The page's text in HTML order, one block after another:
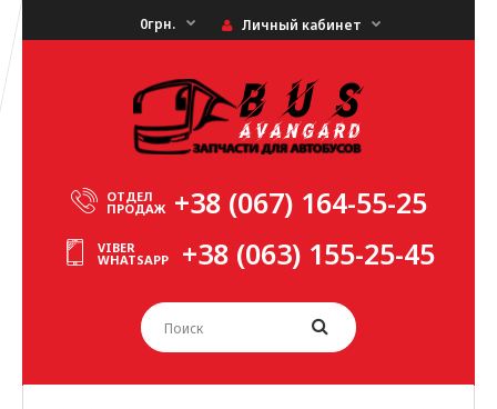
0грн. Личный кабинет
ОТДЕЛ
ПРОДАЖ +38 (067) 164-55-25
VIBER
WHATSAPP +38 (063) 155-25-45